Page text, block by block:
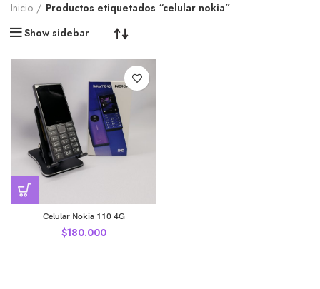
Inicio
Productos etiquetados “celular nokia”
Show sidebar
Celular Nokia 110 4G
$180.000